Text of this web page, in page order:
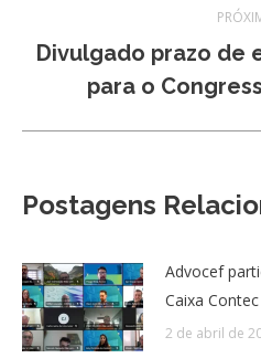
Divulgado prazo de
para o
Postagens
Advocef
Caixa Contec
2 de abril de